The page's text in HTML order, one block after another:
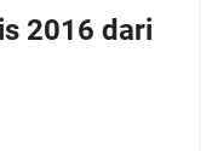
2016 dari